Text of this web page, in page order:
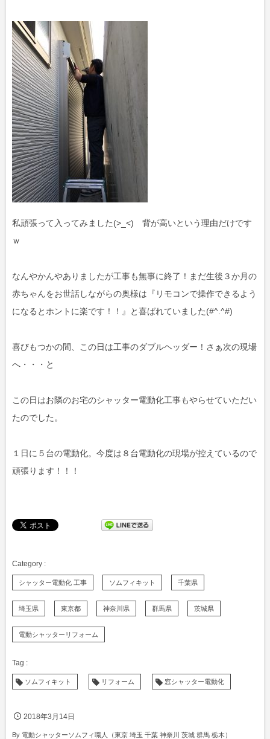
私頑張って入ってみました(>_<) 背が高いという理由だけです
ｗ
なんやかんやありましたが工事も無事に終了！まだ生後３か月の
赤ちゃんをお世話しながらの奥様は『リモコンで操作できるよう
になるとホントに楽です！！』と喜ばれていました(#^.^#)
喜びもつかの間、この日は工事のダブルヘッダー！さぁ次の現場
へ・・・と
この日はお隣のお宅のシャッター電動化工事もやらせていただい
たのでした。
１日に５台の電動化。今度は８台電動化の現場が控えているので
頑張ります！！！
シャッター電動化 工事 ソムフィキット 千葉県
埼玉県 東京都 神奈川県 群馬県 茨城県
電動シャッターリフォーム
ソムフィキット リフォーム 窓シャッター電動化
2018年3月14日
By 電動シャッターソムフィ職人（東京 埼玉 千葉 神奈川 茨城 群馬 栃木）